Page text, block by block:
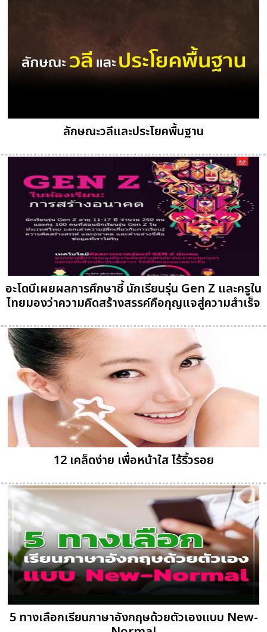
ลักษณะวลีและประโยคพื้นฐาน
อะโดบีเผยผลการศึกษาชี้ นักเรียนรุ่น Gen Z และครูใน
ไทยมองว่าความคิดสร้างสรรค์คือกุญแจสู่ความสำเร็จ
12 เคล็ดง่าย เพื่อหน้าใส ไร้ริ้วรอย
5 ทางเลือกเรียนภาษาอังกฤษด้วยตัวเองแบบ New-